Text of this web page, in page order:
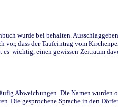
wurde bei behalten.
vor, dass der Taufeintrag vom
wichtig, einen gewissen Zeitraum
Abweichungen. Die Namen wurden
Die gesprochene Sprache in den